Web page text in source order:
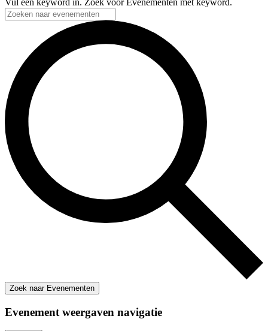
Vul een keyword in. Zoek voor Evenementen met keyword.
Zoek naar Evenementen
Evenement weergaven navigatie